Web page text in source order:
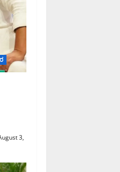
3,